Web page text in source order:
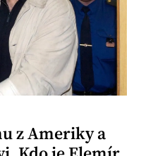
z Ameriky a